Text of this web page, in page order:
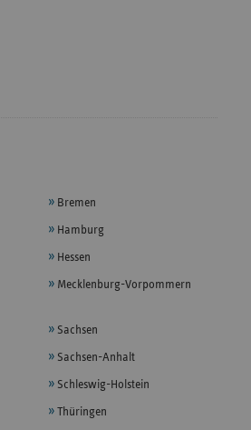
Bremen
Hamburg
Hessen
Mecklenburg-Vorpommern
Sachsen
Sachsen-Anhalt
Schleswig-Holstein
Thüringen